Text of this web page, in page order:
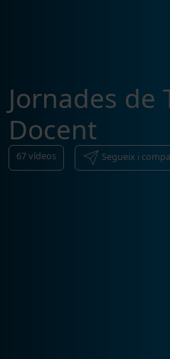
Jornades de
Docent
67vídeos Segueix i